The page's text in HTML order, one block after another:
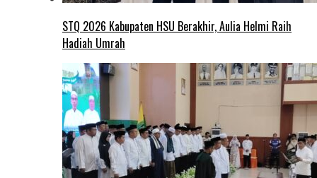
STQ 2026 Kabupaten HSU Berakhir, Aulia Helmi Raih
Hadiah Umrah